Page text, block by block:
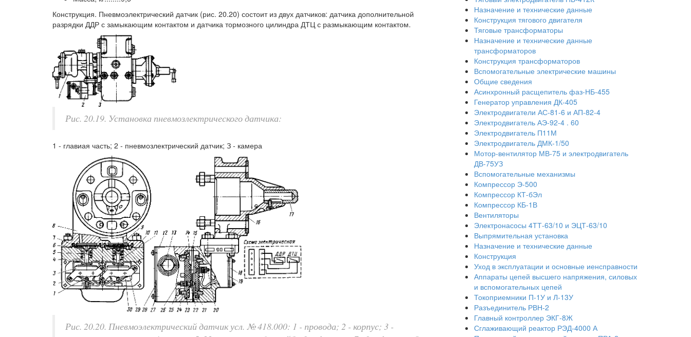
Конструкция. Пневмоэлектрический датчик (рис. 20.20) состоит из двух датчиков: датчика дополнительной
разрядки ДДР с замыкающим контактом и датчика тормозного цилиндра ДТЦ с размыкающим контактом.
Рис. 20.19. Установка пневмозлектрического датчика:
1 - главиая часть; 2 - пневмозлектрический датчик; З - камера
Рис. 20.20. Пневмоэлектрический датчик усл. № 418.000: 1 - провода; 2 - корпус; 3 -
Назначение и технические данные
Конструкция тягового двигателя
Тяговые трансформаторы
Назначение и технические данные
трансформаторов
Конструкция трансформаторов
Вспомогательные электрические машины
Общие сведения
Асинхронный расщепитель фаз-НБ-455
Генератор управления ДК-405
Электродвигатели АС-81-6 и АП-82-4
Электродвигатель АЭ-92-4 . 60
Электродвигатель П11М
Электродвигатель ДМК-1/50
Мотор-вентилятор МВ-75 и электродвигатель
ДВ-75УЗ
Вспомогательные механизмы
Компрессор Э-500
Компрессор КТ-бЭл
Компрессор КБ-1В
Вентиляторы
Электронасосы 4ТТ-63/10 и ЭЦТ-63/10
Выпрямительная установка
Назначение и технические данные
Конструкция
Уход в эксплуатации и основные иенсправности
Аппараты цепей высшего напряжения, силовых
и вспомогательных цепей
Токоприемники П-1У и Л-13У
Разъединитель РВН-2
Главный контроллер ЭКГ-8Ж
Сглаживающий реактор РЭД-4000 А